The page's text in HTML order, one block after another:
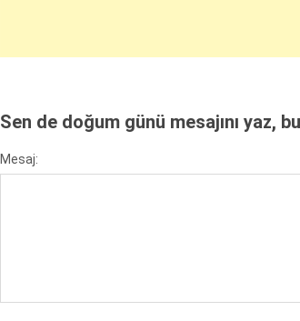
Sen de doğum günü mesajını yaz,
Mesaj: